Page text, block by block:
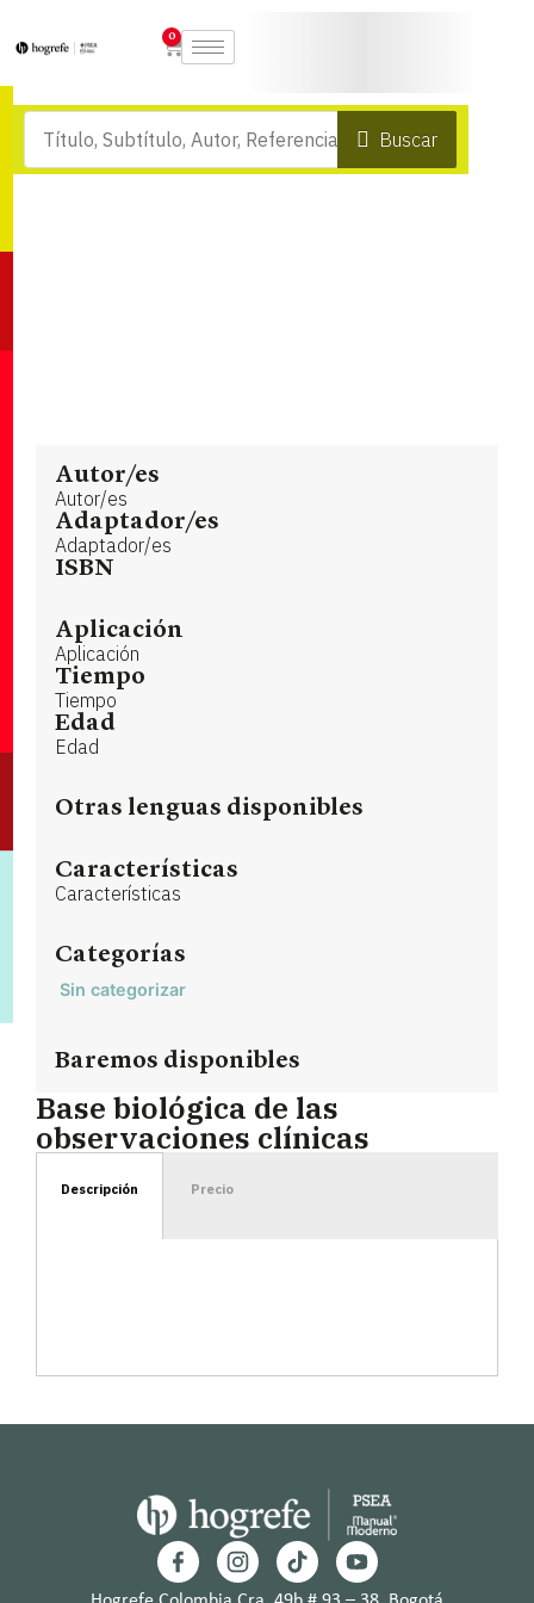
0
Buscar
Autor/es
Autor/es
Adaptador/es
Adaptador/es
ISBN
Aplicación
Aplicación
Tiempo
Tiempo
Edad
Edad
Otras lenguas disponibles
Características
Características
Categorías
Sin categorizar
Baremos disponibles
Base biológica de las
observaciones clínicas
Descripción Precio